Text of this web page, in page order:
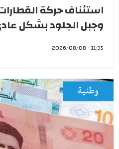
استئناف حركة
وجبل الجلود بشكل
11:35 - 2026/08/08
وطنية